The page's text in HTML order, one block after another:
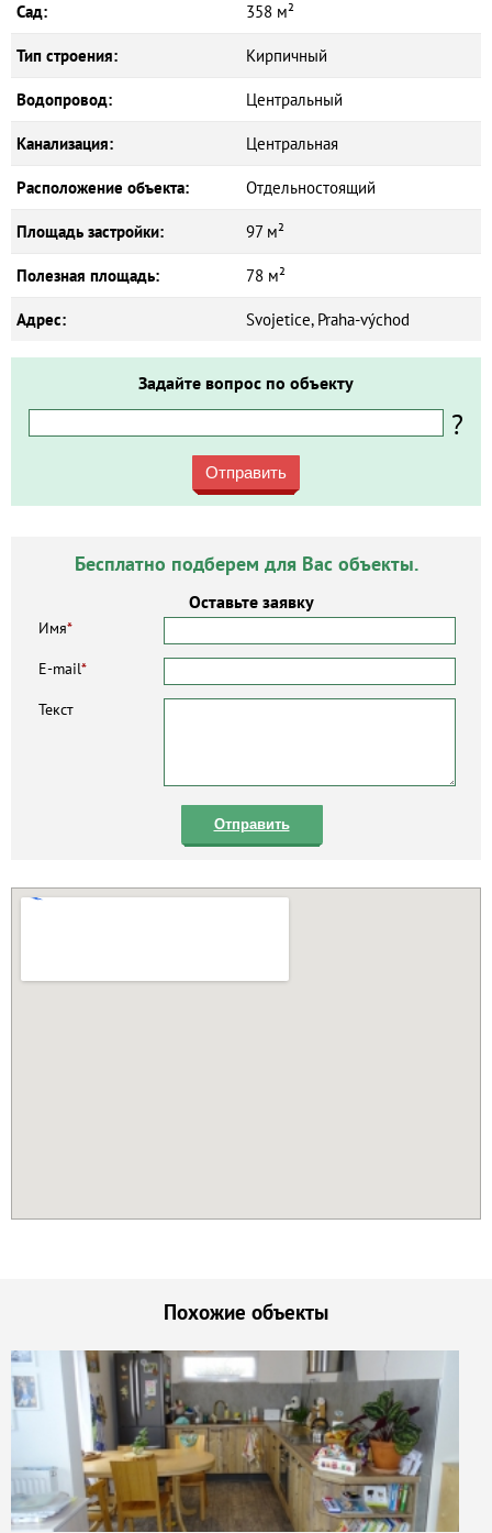
Сад: 358 м²
Тип строения: Кирпичный
Водопровод: Центральный
Канализация: Центральная
Расположение объекта: Отдельностоящий
Площадь застройки: 97 м²
Полезная площадь: 78 м²
Адрес: Svojetice, Praha-východ
Задайте вопрос по объекту
?
Отправить
Бесплатно подберем для Вас объекты.
Оставьте заявку
Имя*
E-mail*
Текст
Отправить
Похожие объекты